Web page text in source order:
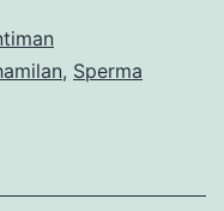
, Sperma